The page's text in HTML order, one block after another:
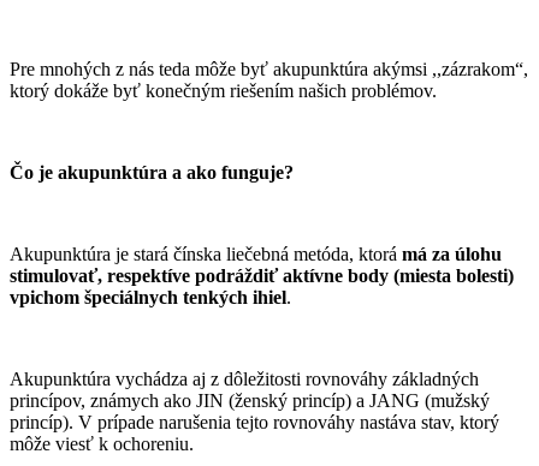
Pre mnohých z nás teda môže byť akupunktúra akýmsi ,,zázrakom“,
ktorý dokáže byť konečným riešením našich problémov.
Čo je akupunktúra a ako funguje?
Akupunktúra je stará čínska liečebná metóda, ktorá má za úlohu
stimulovať, respektíve podráždiť aktívne body (miesta bolesti)
vpichom špeciálnych tenkých ihiel.
Akupunktúra vychádza aj z dôležitosti rovnováhy základných
princípov, známych ako JIN (ženský princíp) a JANG (mužský
princíp). V prípade narušenia tejto rovnováhy nastáva stav, ktorý
môže viesť k ochoreniu.